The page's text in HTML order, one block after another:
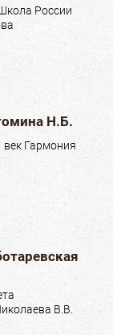
России
Н.Б.
век Гармония
В.В.